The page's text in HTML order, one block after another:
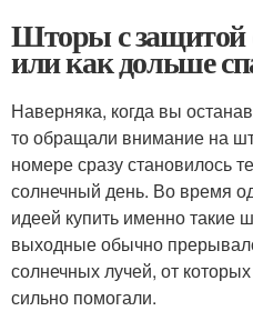
Шторы с защитой
или как дольше
Наверняка, когда вы
то обращали внимание на
номере сразу становилось
солнечный день. Во время
идеей купить именно такие
выходные обычно
солнечных лучей, от
сильно помогали.